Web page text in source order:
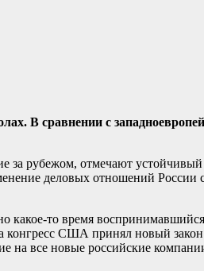
В сравнении с
рубежом, отмечают
деловых отношений
то время
конгресс США принял новый
на все новые российские